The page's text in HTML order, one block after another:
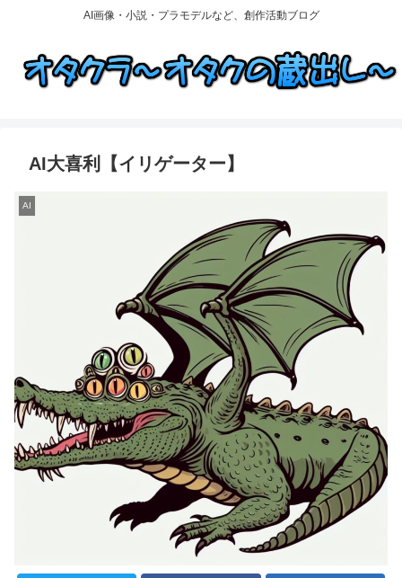
AI画像・小説・プラモデルなど、創作活動ブログ
AI大喜利【イリゲーター】
AI